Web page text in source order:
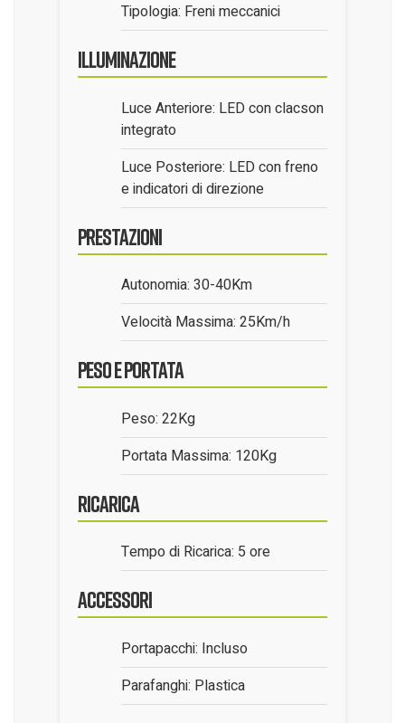
Tipologia: Freni meccanici
Illuminazione
Luce Anteriore: LED con clacson
integrato
Luce Posteriore: LED con freno
e indicatori di direzione
Prestazioni
Autonomia: 30-40Km
Velocità Massima: 25Km/h
Peso e Portata
Peso: 22Kg
Portata Massima: 120Kg
Ricarica
Tempo di Ricarica: 5 ore
Accessori
Portapacchi: Incluso
Parafanghi: Plastica